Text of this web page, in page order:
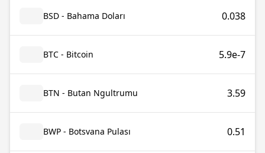
BSD - Bahama Doları 0.038
BTC - Bitcoin 5.9e-7
BTN - Butan Ngultrumu 3.59
BWP - Botsvana Pulası 0.51